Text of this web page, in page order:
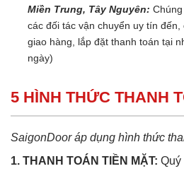
Miền Trung, Tây Nguyên:
các đối tác vận chuyển uy tín
giao hàng, lắp đặt thanh toán tại
ngày)
5 HÌNH THỨC THANH
SaigonDoor áp dụng hình thức
1. THANH TOÁN TIỀN MẶT: Quý